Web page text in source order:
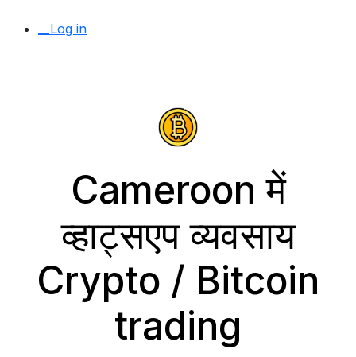
__Log in
Cameroon में
व्हाट्सएप व्यवसाय
Crypto / Bitcoin
trading